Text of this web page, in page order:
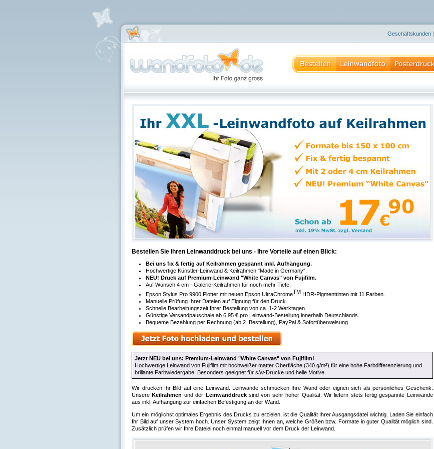
Geschäftskunden |
Bestellen Sie Ihren Leinwanddruck bei uns - Ihre Vorteile auf einen Blick:
Bei uns fix & fertig auf Keilrahmen gespannt inkl. Aufhängung.
Hochwertige Künstler-Leinwand & Keilrahmen "Made in Germany".
NEU! Druck auf Premium-Leinwand "White Canvas" von Fujifilm.
Auf Wunsch 4 cm - Galerie-Keilrahmen für noch mehr Tiefe.
Epson Stylus Pro 9900 Plotter mit neuen Epson UltraChromeTMHDR-Pigmenttinten mit 11 Farben.
Manuelle Prüfung Ihrer Dateien auf Eignung für den Druck.
Schnelle Bearbeitungszeit Ihrer Bestellung von ca. 1-2 Werktagen.
Günstige Versandpauschale ab 6,95 € pro Leinwand-Bestellung innerhalb Deutschlands.
Bequeme Bezahlung per Rechnung (ab 2. Bestellung), PayPal & Sofortüberweisung
Jetzt NEU bei uns: Premium-Leinwand "White Canvas" von Fujifilm!
Hochwertige Leinwand von Fujifilm mit hochweißer matter Oberfläche (340 g/m²) für eine hohe Farbdifferenzierung und
brillante Farbwiedergabe. Besonders geeignet für s/w-Drucke und helle Motive.
Wir drucken Ihr Bild auf eine Leinwand. Leinwände schmücken Ihre Wand oder eignen sich als persönliches Geschenk.
UnsereKeilrahmen und der Leinwanddrucksind von sehr hoher Qualität. Wir liefern stets fertig gespannte Leinwände
aus inkl. Aufhängung zur einfachen Befestigung an der Wand.
Um ein möglichst optimales Ergebnis des Drucks zu erzielen, ist die Qualität Ihrer Ausgangsdatei wichtig. Laden Sie einfach
Ihr Bild auf unser System hoch. Unser System zeigt Ihnen an, welche Größen bzw. Formate in guter Qualität möglich sind.
Zusätzlich prüfen wir Ihre Dateiei noch einmal manuell vor dem Druck der Leinwand.